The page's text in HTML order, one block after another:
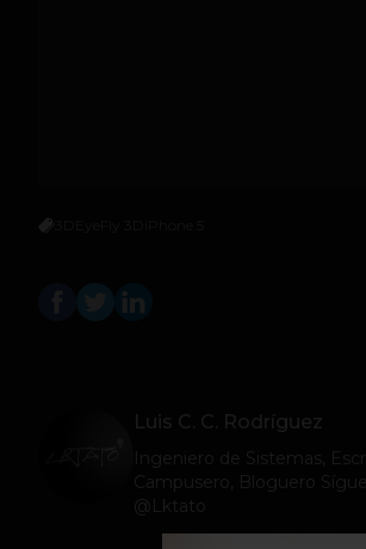
Luis C. C. Rodríguez
Ingeniero de Sistemas,
Campusero, Bloguero
@Lktato